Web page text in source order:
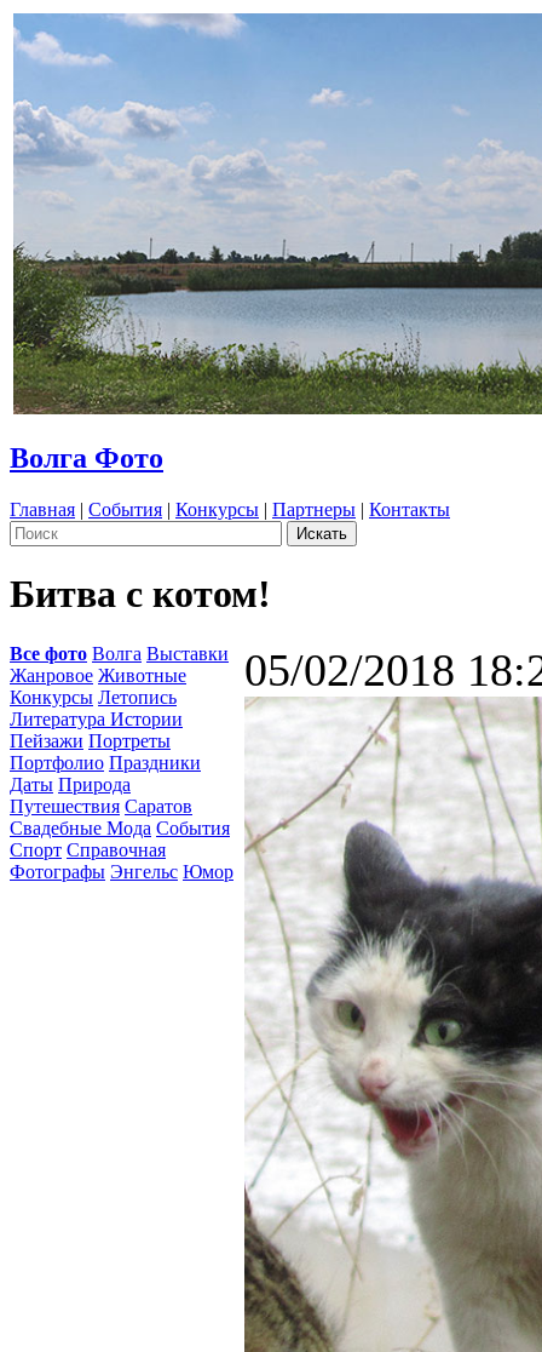
Волга Фото
Главная | События | Конкурсы | Партнеры | Контакты
Битва с котом!
Все фото Волга Выставки
Жанровое Животные
Конкурсы Летопись
Литература Истории
Пейзажи Портреты
Портфолио Праздники
Даты Природа
Путешествия Саратов
Свадебные Мода События
Спорт Справочная
Фотографы Энгельс Юмор
05/02/2018